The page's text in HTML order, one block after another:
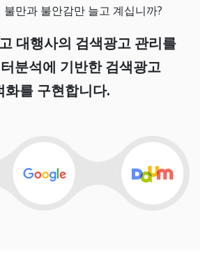
만과 불안감만 늘고 계십니까?
대행사의 검색광고 관리를
분석에 기반한 검색광고
화를 구현합니다.